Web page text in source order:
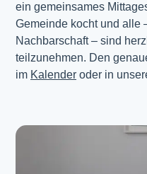
ein gemeinsames
Gemeinde kocht und alle
Nachbarschaft – sind
teilzunehmen. Den
im Kalender oder in